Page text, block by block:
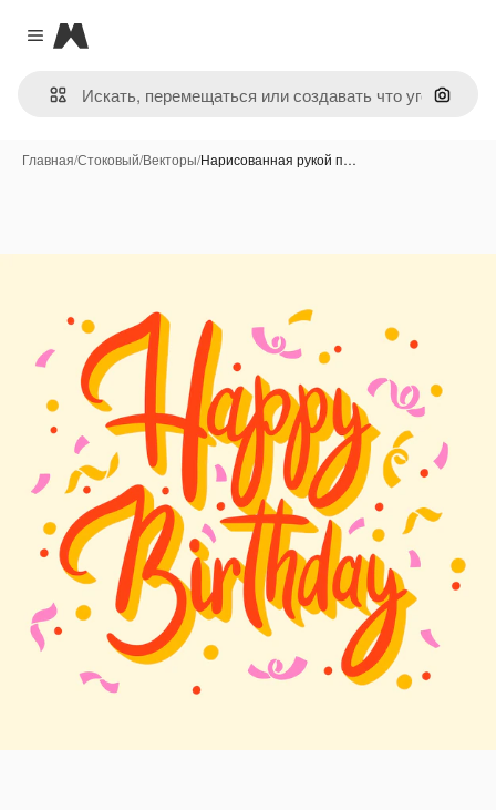
Close menu
Magnific
Поиск
Главная/Стоковый/Векторы/Нарисованная рукой п…